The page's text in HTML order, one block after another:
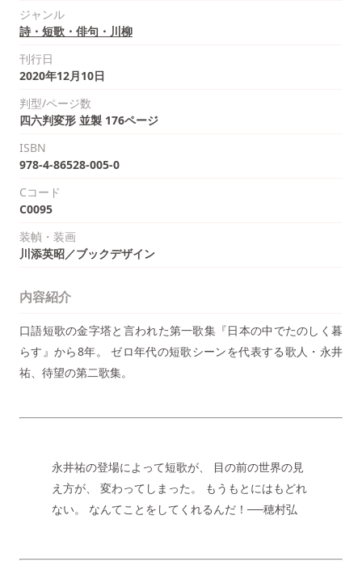
ジャンル
詩・短歌・俳句・川柳
刊行日
2020年12月10日
判型/ページ数
四六判変形 並製 176ページ
ISBN
978-4-86528-005-0
Cコード
C0095
装幀・装画
川添英昭／ブックデザイン
内容紹介
口語短歌の金字塔と言われた第一歌集『日本の中でたのしく暮
らす』から8年。 ゼロ年代の短歌シーンを代表する歌人・永井
祐、待望の第二歌集。
永井祐の登場によって短歌が、 目の前の世界の見
え方が、 変わってしまった。 もうもとにはもどれ
ない。 なんてことをしてくれるんだ！──穂村弘